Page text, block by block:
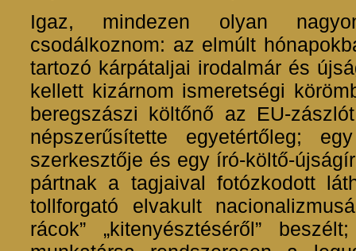
Igaz, mindezen olyan
csodálkoznom: az elmúlt
tartozó kárpátaljai irodalmár és
kellett kizárnom ismeretségi
beregszászi költőnő az EU-
népszerűsítette egyetértőleg;
szerkesztője és egy író-költő-
pártnak a tagjaival fotózkodott
tollforgató elvakult
rácok” „kitenyésztéséről”